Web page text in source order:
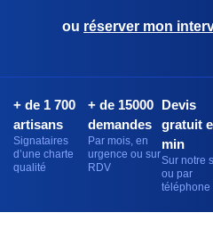
ou réserver mon
+ de 1 700
artisans
Signataires
d’une charte
qualité
+ de 15000
demandes
Par mois, en
urgence ou sur
RDV
Devis
gratuit
min
Sur notre
ou par
téléphone